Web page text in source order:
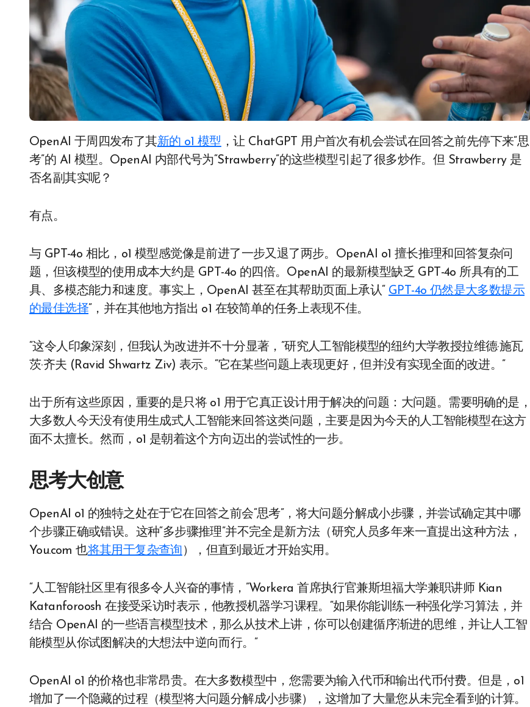
OpenAI 于周四发布了其新的 o1 模型 ，让 ChatGPT 用户首次有机会尝试在回答之前先停下来“思
考”的 AI 模型。OpenAI 内部代号为“Strawberry”的这些模型引起了很多炒作。但 Strawberry 是
否名副其实呢？
有点。
与 GPT-4o 相比，o1 模型感觉像是前进了一步又退了两步。OpenAI o1 擅长推理和回答复杂问
题，但该模型的使用成本大约是 GPT-4o 的四倍。OpenAI 的最新模型缺乏 GPT-4o 所具有的工
具、多模态能力和速度。事实上，OpenAI 甚至在其帮助页面上承认“ GPT-4o 仍然是大多数提示
的最佳选择 ”，并在其他地方指出 o1 在较简单的任务上表现不佳。
“这令人印象深刻，但我认为改进并不十分显著，”研究人工智能模型的纽约大学教授拉维德·施瓦
茨·齐夫 (Ravid Shwartz Ziv) 表示。“它在某些问题上表现更好，但并没有实现全面的改进。”
出于所有这些原因，重要的是只将 o1 用于它真正设计用于解决的问题：大问题。需要明确的是，
大多数人今天没有使用生成式人工智能来回答这类问题，主要是因为今天的人工智能模型在这方
面不太擅长。然而，o1 是朝着这个方向迈出的尝试性的一步。
思考大创意
OpenAI o1 的独特之处在于它在回答之前会“思考”，将大问题分解成小步骤，并尝试确定其中哪
个步骤正确或错误。这种“多步骤推理”并不完全是新方法（研究人员多年来一直提出这种方法，
You.com 也将其用于复杂查询 ），但直到最近才开始实用。
“人工智能社区里有很多令人兴奋的事情，”Workera 首席执行官兼斯坦福大学兼职讲师 Kian
Katanforoosh 在接受采访时表示，他教授机器学习课程。“如果你能训练一种强化学习算法，并
结合 OpenAI 的一些语言模型技术，那么从技术上讲，你可以创建循序渐进的思维，并让人工智
能模型从你试图解决的大想法中逆向而行。”
OpenAI o1 的价格也非常昂贵。在大多数模型中，您需要为输入代币和输出代币付费。但是，o1
增加了一个隐藏的过程（模型将大问题分解成小步骤），这增加了大量您从未完全看到的计算。